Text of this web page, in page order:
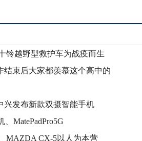
铃越野型救护车为战疫而生
结束后大家都羡慕这个高中的
兴发布新款双摄智能手机
MatePadPro5G
MAZDA CX-5以人为本营